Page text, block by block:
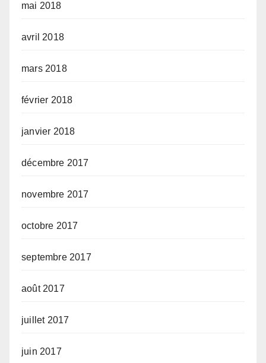
mai 2018
avril 2018
mars 2018
février 2018
janvier 2018
décembre 2017
novembre 2017
octobre 2017
septembre 2017
août 2017
juillet 2017
juin 2017